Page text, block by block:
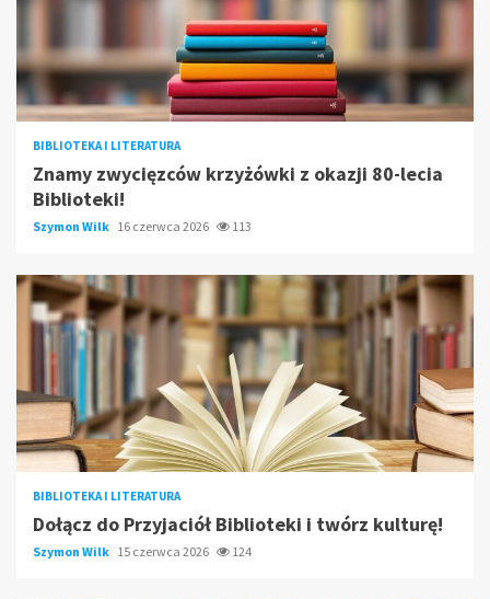
BIBLIOTEKA I LITERATURA
Znamy zwycięzców krzyżówki z okazji 80-lecia
Biblioteki!
Szymon Wilk 16 czerwca 2026 113
BIBLIOTEKA I LITERATURA
Dołącz do Przyjaciół Biblioteki i twórz kulturę!
Szymon Wilk 15 czerwca 2026 124